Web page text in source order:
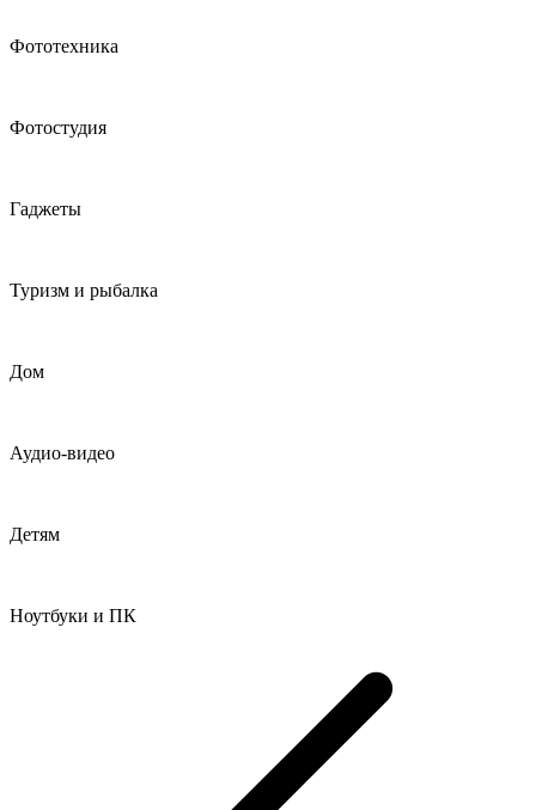
Фототехника
Фотостудия
Гаджеты
Туризм и рыбалка
Дом
Аудио-видео
Детям
Ноутбуки и ПК